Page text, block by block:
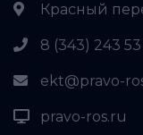
Красный
8 (343) 243 53
ekt@pravo-
pravo-ros.ru